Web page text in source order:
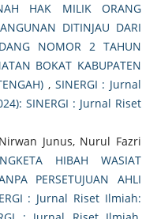
HAK MILIK ORANG
DITINJAU DARI
NOMOR 2 TAHUN
BOKAT KABUPATEN
, SINERGI : Jurnal
SINERGI : Jurnal Riset
Junus, Nurul Fazri
HIBAH WASIAT
PERSETUJUAN AHLI
: Jurnal Riset Ilmiah: